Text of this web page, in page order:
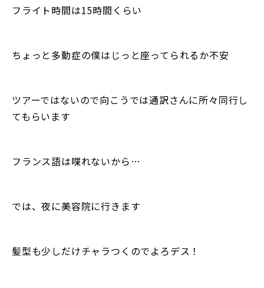
フライト時間は15時間くらい
ちょっと多動症の僕はじっと座ってられるか不安
ツアーではないので向こうでは通訳さんに所々同行し
てもらいます
フランス語は喋れないから…
では、夜に美容院に行きます
髪型も少しだけチャラつくのでよろデス！